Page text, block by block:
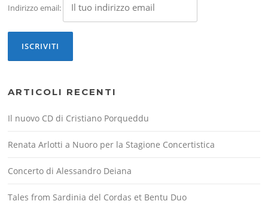
Indirizzo email:
ARTICOLI RECENTI
Il nuovo CD di Cristiano Porqueddu
Renata Arlotti a Nuoro per la Stagione Concertistica
Concerto di Alessandro Deiana
Tales from Sardinia del Cordas et Bentu Duo